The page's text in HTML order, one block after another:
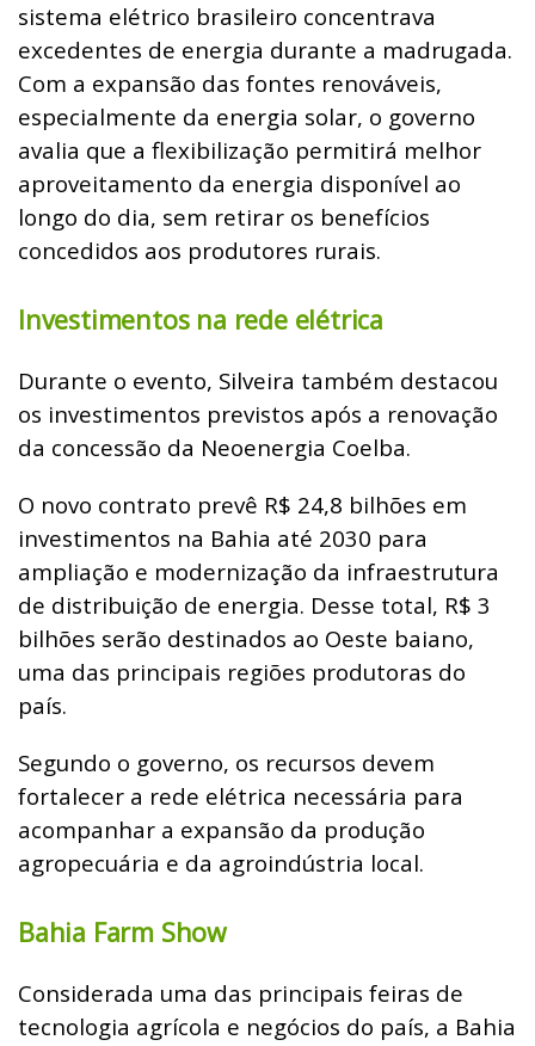
sistema elétrico brasileiro concentrava
excedentes de energia durante a madrugada.
Com a expansão das fontes renováveis,
especialmente da energia solar, o governo
avalia que a flexibilização permitirá melhor
aproveitamento da energia disponível ao
longo do dia, sem retirar os benefícios
concedidos aos produtores rurais.
Investimentos na rede elétrica
Durante o evento, Silveira também destacou
os investimentos previstos após a renovação
da concessão da Neoenergia Coelba.
O novo contrato prevê R$ 24,8 bilhões em
investimentos na Bahia até 2030 para
ampliação e modernização da infraestrutura
de distribuição de energia. Desse total, R$ 3
bilhões serão destinados ao Oeste baiano,
uma das principais regiões produtoras do
país.
Segundo o governo, os recursos devem
fortalecer a rede elétrica necessária para
acompanhar a expansão da produção
agropecuária e da agroindústria local.
Bahia Farm Show
Considerada uma das principais feiras de
tecnologia agrícola e negócios do país, a Bahia